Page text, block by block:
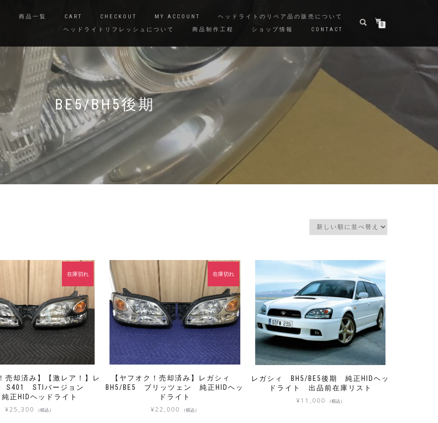
商品一覧 CART CHECKOUT MY ACCOUNT
ヘッドライトのリペア品の販売について
ヘッドライトリフレッシュについて
商品制作工程 ショップ情報 CONTACT
0
BE5/BH5後期
売却済み】【激レア！】レ
S401 STIバージョン
正HIDヘッドライト
¥25,300 （税込）
在庫切れ
【ヤフオク！売却済み】レガシィ
BH5/BE5 ブリッツェン 純正HIDヘッ
ドライト
¥22,000 （税込）
在庫切れ
レガシィ BH5/BE5後期 純正HIDヘッ
ドライト 出品前在庫リスト
¥11,000 （税込）